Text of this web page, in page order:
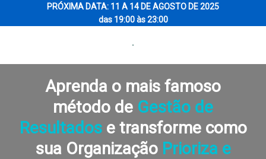
PRÓXIMA DATA: 11 A 14 DE AGOSTO DE 2025
das 19:00 às 23:00
Aprenda o mais famoso
método de Gestão de
Resultados e transforme como
sua OrganizaçãoPrioriza e